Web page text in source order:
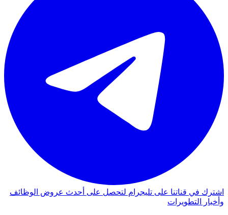
اشترك في قناتنا على تليجرام لتحصل على أحدث عروض الوظائف
وأخبار التطويرات